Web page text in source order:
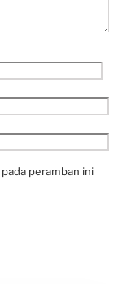
peramban ini